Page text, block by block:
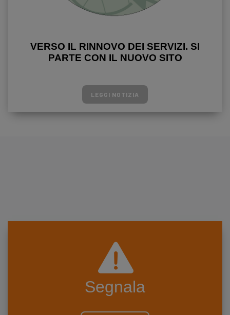
VERSO IL RINNOVO DEI SERVIZI. SI
PARTE CON IL NUOVO SITO
LEGGI NOTIZIA
Segnala